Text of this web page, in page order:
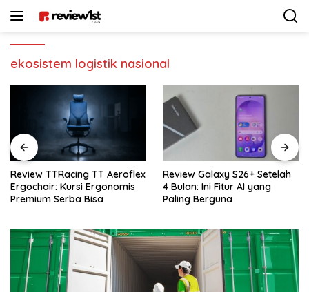
ekosistem logistik nasional
Review Galaxy S26+ Setelah
4 Bulan: Ini Fitur AI yang
Paling Berguna
Review Sennheiser MKE 400:
Rekomendasi Mic Vlogger
Terbaik Buat Kamera & HP